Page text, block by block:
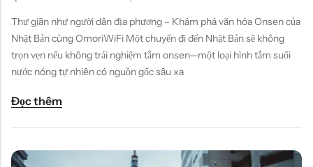
Thư giãn như người dân địa phương – Khám phá văn hóa Onsen của
Nhật Bản cùng OmoriWiFi Một chuyến đi đến Nhật Bản sẽ không
trọn vẹn nếu không trải nghiệm tắm onsen—một loại hình tắm suối
nước nóng tự nhiên có nguồn gốc sâu xa
Đọc thêm